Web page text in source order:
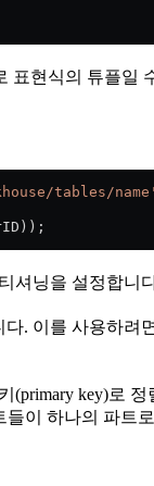
표현식의 튜플일
tables/name'
셔닝을 설정합니
. 이를 사용하려
key)로
이 하나의 파트